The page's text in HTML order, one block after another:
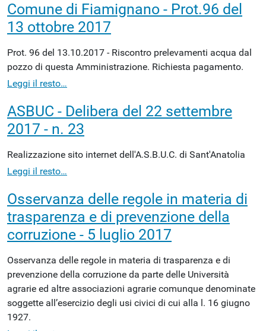
Comune di Fiamignano - Prot.96 del
13 ottobre 2017
Prot. 96 del 13.10.2017 - Riscontro prelevamenti acqua dal
pozzo di questa Amministrazione. Richiesta pagamento.
Leggi il resto…
ASBUC - Delibera del 22 settembre
2017 - n. 23
Realizzazione sito internet dell'A.S.B.U.C. di Sant'Anatolia
Leggi il resto…
Osservanza delle regole in materia di
trasparenza e di prevenzione della
corruzione - 5 luglio 2017
Osservanza delle regole in materia di trasparenza e di
prevenzione della corruzione da parte delle Università
agrarie ed altre associazioni agrarie comunque denominate
soggette all’esercizio degli usi civici di cui alla l. 16 giugno
1927.